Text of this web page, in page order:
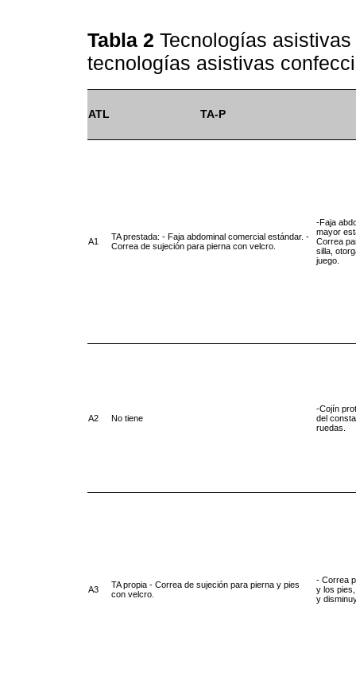
Tabla 2 Tecnologías
tecnologías asistivas
ATL TA-P
A1
TA prestada: - Faja abdominal comercial estándar. -
Correa de sujeción para pierna con velcro.
-Faja
mayor
Correa
silla,
juego.
A2 No tiene
-Cojín
del
ruedas.
A3
TA propia - Correa de sujeción para pierna y pies
con velcro.
- Correa
y los
y